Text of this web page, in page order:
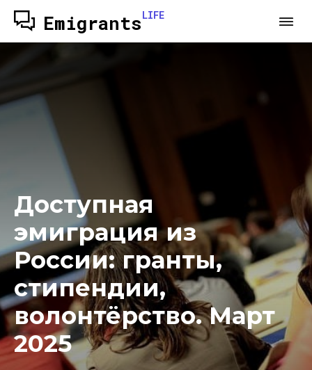
EmigrantsLIFE
Доступная
эмиграция из
России: гранты,
стипендии,
волонтёрство. Март
2025